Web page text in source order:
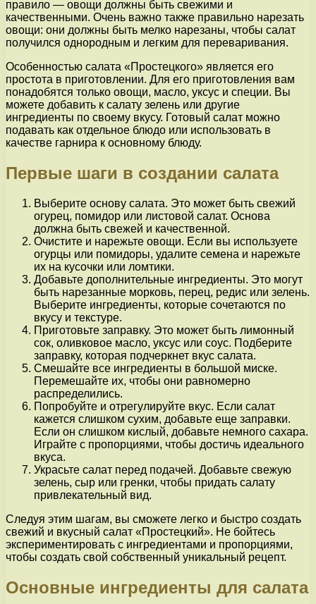
правило — овощи должны быть свежими и
качественными. Очень важно также правильно нарезать
овощи: они должны быть мелко нарезаны, чтобы салат
получился однородным и легким для переваривания.
Особенностью салата «Простецкого» является его
простота в приготовлении. Для его приготовления вам
понадобятся только овощи, масло, уксус и специи. Вы
можете добавить к салату зелень или другие
ингредиенты по своему вкусу. Готовый салат можно
подавать как отдельное блюдо или использовать в
качестве гарнира к основному блюду.
Первые шаги в создании салата
Выберите основу салата. Это может быть свежий
огурец, помидор или листовой салат. Основа
должна быть свежей и качественной.
Очистите и нарежьте овощи. Если вы используете
огурцы или помидоры, удалите семена и нарежьте
их на кусочки или ломтики.
Добавьте дополнительные ингредиенты. Это могут
быть нарезанные морковь, перец, редис или зелень.
Выберите ингредиенты, которые сочетаются по
вкусу и текстуре.
Приготовьте заправку. Это может быть лимонный
сок, оливковое масло, уксус или соус. Подберите
заправку, которая подчеркнет вкус салата.
Смешайте все ингредиенты в большой миске.
Перемешайте их, чтобы они равномерно
распределились.
Попробуйте и отрегулируйте вкус. Если салат
кажется слишком сухим, добавьте еще заправки.
Если он слишком кислый, добавьте немного сахара.
Играйте с пропорциями, чтобы достичь идеального
вкуса.
Украсьте салат перед подачей. Добавьте свежую
зелень, сыр или гренки, чтобы придать салату
привлекательный вид.
Следуя этим шагам, вы сможете легко и быстро создать
свежий и вкусный салат «Простецкий». Не бойтесь
экспериментировать с ингредиентами и пропорциями,
чтобы создать свой собственный уникальный рецепт.
Основные ингредиенты для салата